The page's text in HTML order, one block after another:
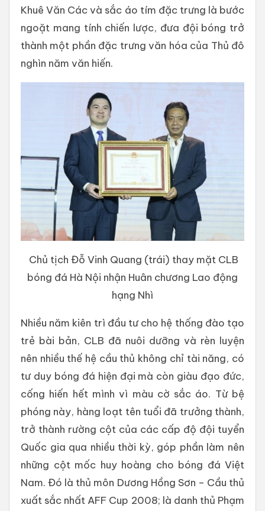
Khuê Văn Các và sắc áo tím đặc trưng là bước
ngoặt mang tính chiến lược, đưa đội bóng trở
thành một phần đặc trưng văn hóa của Thủ đô
nghìn năm văn hiến.
Chủ tịch Đỗ Vinh Quang (trái) thay mặt CLB
bóng đá Hà Nội nhận Huân chương Lao động
hạng Nhì
Nhiều năm kiên trì đầu tư cho hệ thống đào tạo
trẻ bài bản, CLB đã nuôi dưỡng và rèn luyện
nên nhiều thế hệ cầu thủ không chỉ tài năng, có
tư duy bóng đá hiện đại mà còn giàu đạo đức,
cống hiến hết mình vì màu cờ sắc áo. Từ bệ
phóng này, hàng loạt tên tuổi đã trưởng thành,
trở thành rường cột của các cấp độ đội tuyển
Quốc gia qua nhiều thời kỳ, góp phần làm nên
những cột mốc huy hoàng cho bóng đá Việt
Nam. Đó là thủ môn Dương Hồng Sơn – Cầu thủ
xuất sắc nhất AFF Cup 2008; là danh thủ Phạm